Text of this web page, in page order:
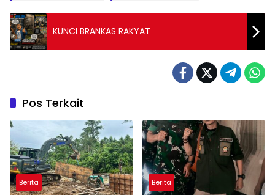
KUNCI BRANKAS RAKYAT
Pos Terkait
Berita Berita